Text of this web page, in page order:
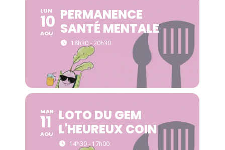
LUN
10
AOU
PERMANENCE
SANTÉ MENTALE
18h30 - 20h30
MAR
11
AOU
LOTO DU GEM
L'HEUREUX COIN
14h30 - 17h00